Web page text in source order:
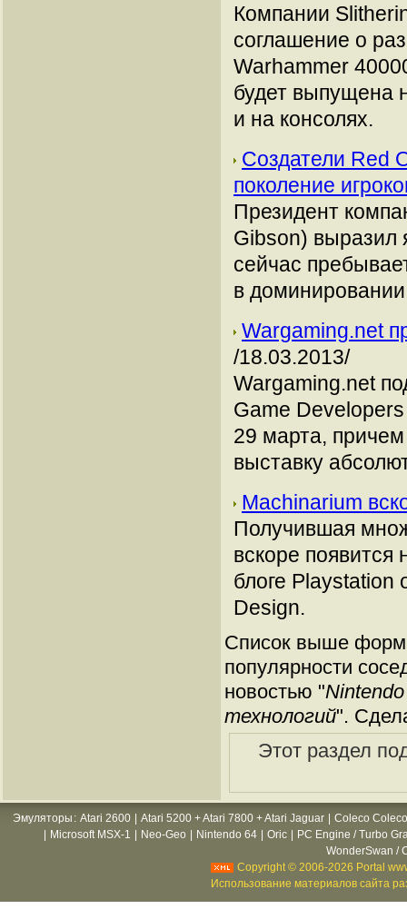
Компании
соглашение о
Warhammer
будет выпущена
и на консолях.
Создатели Red
поколение
Президент
Gibson) выразил
сейчас
в
Wargaming.net
/18.03.2013/
Wargaming.net
Game
29 марта,
выставку
Machinarium
Получившая
вскоре
блоге Playstation
Design.
Список выше
популярности
новостью "
технологий".
Этот раздел
Эмуляторы : Atari 2600 Atari 5200 + Atari 7800 + Atari Jaguar
Coleco
Microsoft MSX-1 Neo-Geo Nintendo 64 Oric
PC Engine / Turbo
WonderSwan /
Copyright © 2006-2026 Portal
Использование материалов сайта